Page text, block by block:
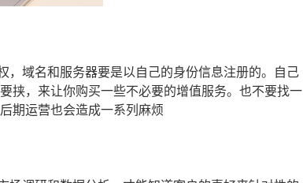
，域名和服务器要是以自己的身份信息注册的。自己
挟，来让你购买一些不必要的增值服务。也不要找一
期运营也会造成一系列麻烦